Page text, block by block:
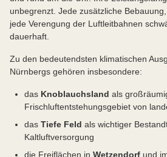
unbegrenzt. Jede zusätzliche
jede Verengung der Luftleitbahnen
dauerhaft.
Zu den bedeutendsten klimatischen
Nürnbergs gehören insbesondere:
das Knoblauchsland als
Frischluftentstehungsgebiet von
das Tiefe Feld als wichtiger
Kaltluftversorgung
die Freiflächen in Wetzendorf und